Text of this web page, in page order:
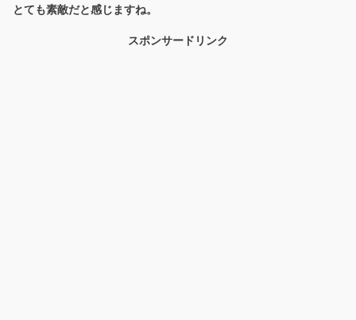
とても素敵だと感じますね。
スポンサードリンク